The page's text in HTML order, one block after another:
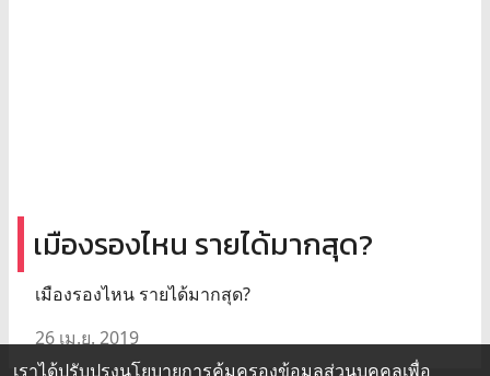
เมืองรองไหน รายได้มากสุด?
เมืองรองไหน รายได้มากสุด?
26 เม.ย. 2019
เราได้ปรับปรุงนโยบายการคุ้มครองข้อมูลส่วนบุคคลเพื่อ